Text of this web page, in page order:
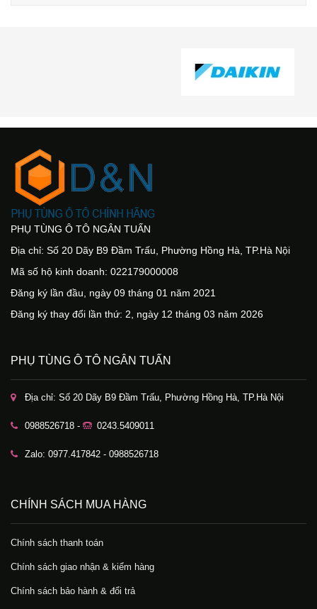
PHỤ TÙNG Ô TÔ NGÂN TUẤN
Địa chỉ: Số 20 Dãy B9 Đầm Trấu, Phường Hồng Hà, TP.Hà Nội
Mã số hộ kinh doanh: 022179000008
Đăng ký lần đầu, ngày 09 tháng 01 năm 2021
Đăng ký thay đổi lần thứ: 2, ngày 12 tháng 03 năm 2026
PHỤ TÙNG Ô TÔ NGÂN TUẤN
Địa chỉ: Số 20 Dãy B9 Đầm Trấu, Phường Hồng Hà, TP.Hà Nội
0988526718 - 0243.5409011
Zalo: 0977.417842 - 0988526718
CHÍNH SÁCH MUA HÀNG
Chính sách thanh toán
Chính sách giao nhận & kiểm hàng
Chính sách bảo hành & đổi trả